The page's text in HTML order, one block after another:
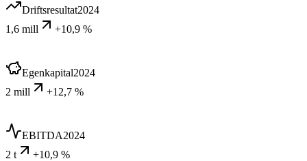
Driftsresultat2024
1,6 mill
+10,9 %
Egenkapital2024
2 mill
+12,7 %
EBITDA2024
2 t
+10,9 %